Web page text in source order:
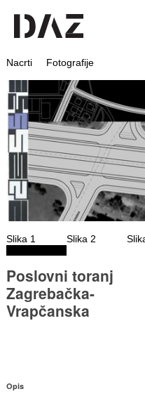
Nacrti Fotografije
Slika 1 Slika 2
Poslovni toranj
Zagrebačka-
Vrapčanska
Opis